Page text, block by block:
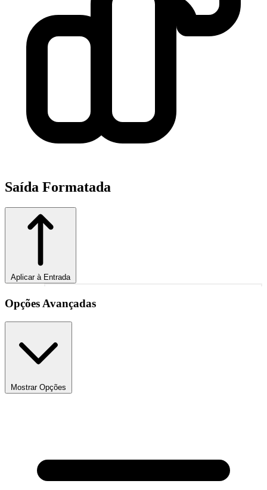
Saída Formatada
Aplicar à Entrada
Opções Avançadas
Mostrar Opções